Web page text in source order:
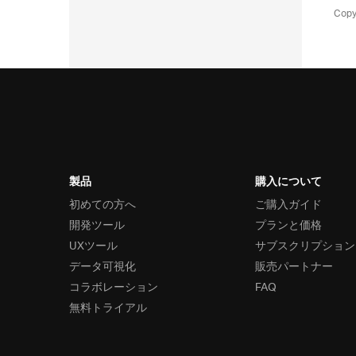
製品
初めての方へ
開発ツール
UXツール
データ可視化
コラボレーション
無料トライアル
購入について
ご購入ガイド
プランと価格
サブスクリプショ
販売パートナー
FAQ